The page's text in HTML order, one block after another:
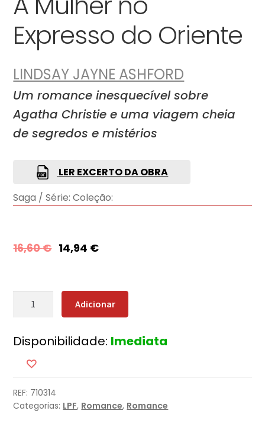
Expresso do Oriente
LINDSAY JAYNE ASHFORD
Um romance inesquecível sobre
Agatha Christie e uma viagem cheia
de segredos e mistérios
LER EXCERTO DA OBRA
Saga / Série: Coleção:
16,60€ 14,94 €
Quantidade
Mulher
Expresso
do
Oriente
Adicionar
Disponibilidade: Imediata
REF: 710314
Categorias: LPF, Romance, Romance